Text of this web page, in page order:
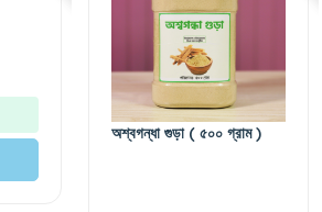
অশ্বগন্ধা গুড়া ( ৫০০ গ্রাম )